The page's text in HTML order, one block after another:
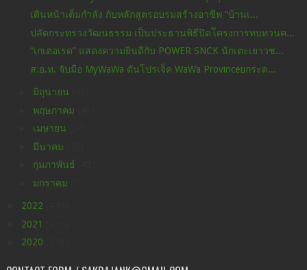
เดินหน้าเต็มกำลัง กับหลักสูตรอบรมสร้างอาชีพ “บ้านเ...
ปลัดกระทรวงวัฒนธรรม เป็นประธานพิธีปิดโครงการทบทวนค...
“เกเตอเรด” แสดงความยินดีกับ POWER SNCK นักเตะเยาวช...
ส.อ.ท. จับมือ MyWaWa ดันโปรเจ็ค WaWa Provinceยกระด...
มิถุนายน
พฤษภาคม
เมษายน
มีนาคม
กุมภาพันธ์
มกราคม
2022
2021
2020